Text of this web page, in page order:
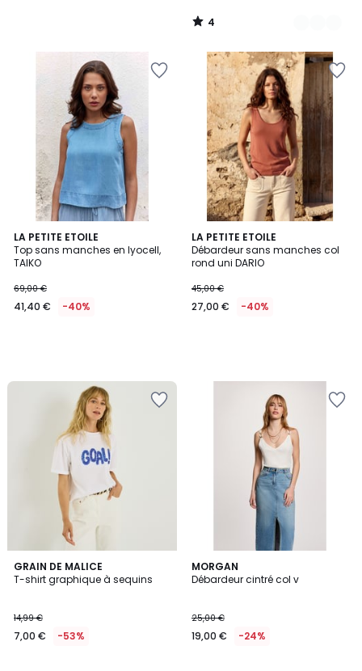
4
/
LA PETITE ETOILE
Top sans manches en lyocell,
TAIKO
69,00 €
41,40 € -40%
LA PETITE ETOILE
Débardeur sans manches col
rond uni DARIO
45,00 €
27,00 € -40%
GRAIN DE MALICE
T-shirt graphique à sequins
14,99 €
7,00 € -53%
MORGAN
Débardeur cintré col v
25,00 €
19,00 € -24%
2
Couleurs